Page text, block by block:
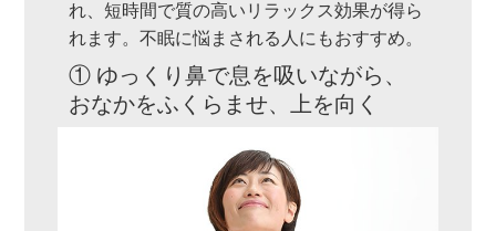
れ、短時間で質の高いリラックス効果が得ら
れます。不眠に悩まされる人にもおすすめ。
① ゆっくり鼻で息を吸いながら、
おなかをふくらませ、上を向く